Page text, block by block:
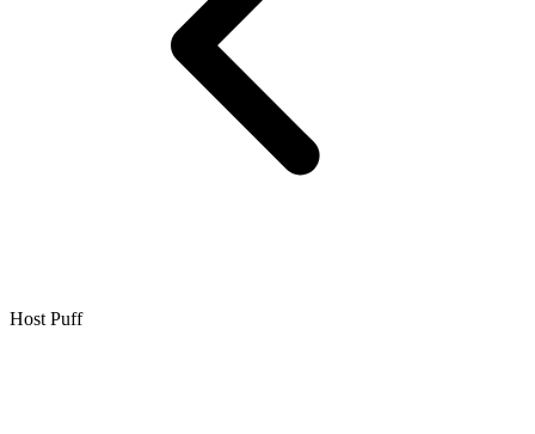
Host Puff